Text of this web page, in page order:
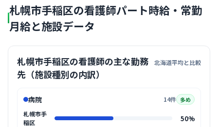
札幌市手稲区の看護師パート時給・常勤
月給と施設データ
札幌市手稲区の看護師の主な勤務
先（施設種別の内訳）
北海道平均と比較
病院 14件 多め
札幌市手
稲区
50%